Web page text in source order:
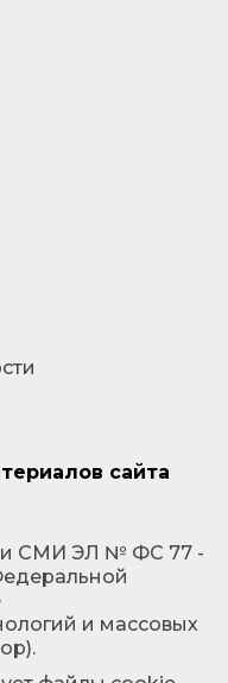
сайта
СМИ ЭЛ № ФС 77 -
и массовых